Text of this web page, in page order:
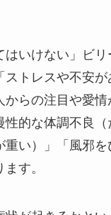
はいけない」ビ
ストレスや不安
からの注目や愛
性的な体調不良
重い）」「風邪
す。